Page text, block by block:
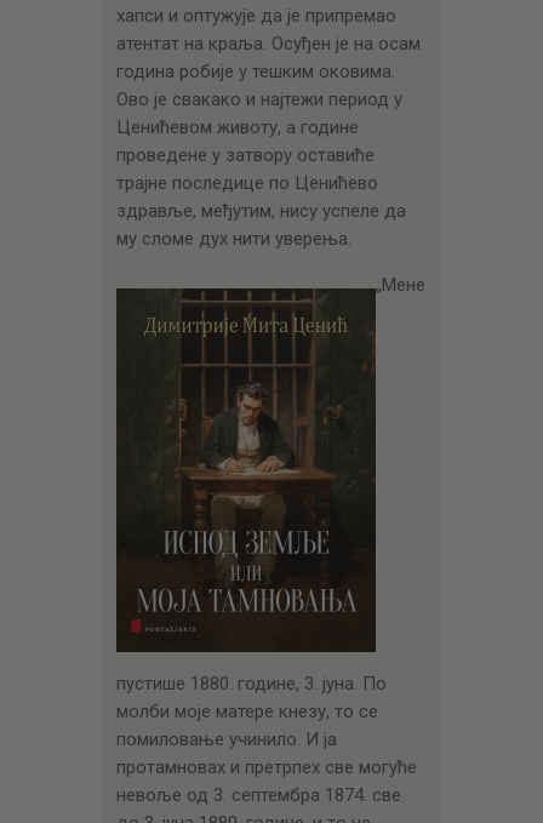
хапси и оптужује да је припремао
атентат на краља. Осуђен је на осам
година робије у тешким оковима.
Ово је свакако и најтежи период у
Ценићевом животу, а године
проведене у затвору оставиће
трајне последице по Ценићево
здравље, међутим, нису успеле да
му сломе дух нити уверења.
„Мене
пустише 1880. године, 3. јуна. По
молби моје матере кнезу, то се
помиловање учинило. И ја
протамновах и претрпех све могуће
невоље од 3. септембра 1874. све